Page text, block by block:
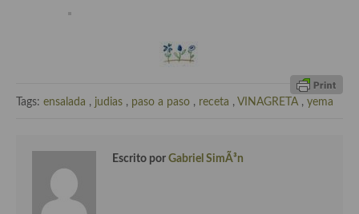
Cocina Yoshoku
Tags: ensalada , judias , paso a paso , receta , VINAGRETA, yema
Escrito por Gabriel SimÃ³n